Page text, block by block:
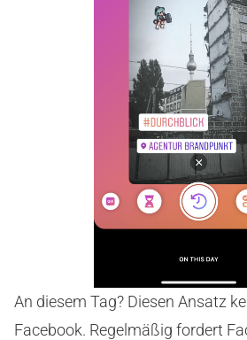
An diesem Tag? Diesen Ansatz
Facebook. Regelmäßig fordert